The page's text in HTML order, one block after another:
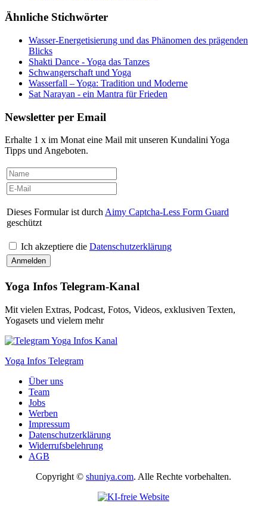
Ähnliche Stichwörter
Wasser-Energetisierung und das Phänomen des prägenden
Blicks
Shakti Dance - Yoga das Tanzes
Schwangerschaft und Yoga
Wasserfall – Yoga: Tradition und Moderne
Sat Narayan - ein Mantra für Frieden
Newsletter per Email
Erhalte 1 x im Monat eine Mail mit unseren Kundalini Yoga
Tipps und Angeboten.
Dieses Formular ist durch Aimy Captcha-Less Form Guard
geschützt
Ich akzeptiere die Datenschutzerklärung
Yoga Infos Telegram-Kanal
Mit vielen Extras, Podcast, Fotos, Videos, exklusiven Texten,
Yogasets und vielem mehr
Yoga Infos Telegram
Über uns
Team
Jobs
Werben
Impressum
Datenschutzerklärung
Widerrufsbelehrung
AGB
Copyright © shuniya.com. Alle Rechte vorbehalten.